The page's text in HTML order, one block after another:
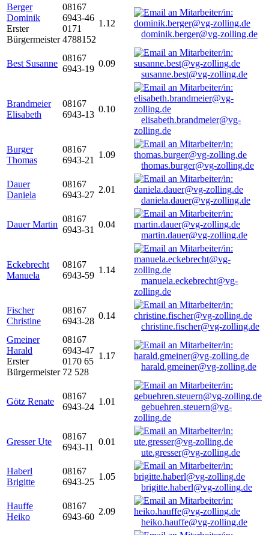
Berger
Dominik
Erster
Bürgermeister
08167
6943-46
0171
4788152
1.12
dominik.berger@vg-zolling.de
Best Susanne
08167
6943-19
0.09
susanne.best@vg-zolling.de
Brandmeier
Elisabeth
08167
6943-13
0.10
elisabeth.brandmeier@vg-
zolling.de
Burger
Thomas
08167
6943-21
1.09
thomas.burger@vg-zolling.de
Dauer
Daniela
08167
6943-27
2.01
daniela.dauer@vg-zolling.de
Dauer Martin
08167
6943-31
0.04
martin.dauer@vg-zolling.de
Eckebrecht
Manuela
08167
6943-59
1.14
manuela.eckebrecht@vg-
zolling.de
Fischer
Christine
08167
6943-28
0.14
christine.fischer@vg-zolling.de
Gmeiner
Harald
Erster
Bürgermeister
08167
6943-47
0170 65
72 528
1.17
harald.gmeiner@vg-zolling.de
Götz Renate
08167
6943-24
1.01
gebuehren.steuern@vg-
zolling.de
Gresser Ute
08167
6943-11
0.01
ute.gresser@vg-zolling.de
Haberl
Brigitte
08167
6943-25
1.05
brigitte.haberl@vg-zolling.de
Hauffe
Heiko
08167
6943-60
2.09
heiko.hauffe@vg-zolling.de